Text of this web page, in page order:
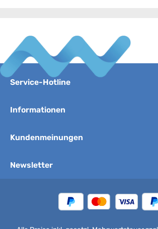
Service-Hotline
Informationen
Kundenmeinungen
Newsletter